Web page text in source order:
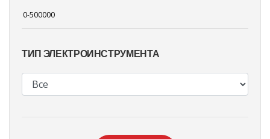
ТИП ЭЛЕКТРОИНСТРУМЕНТА